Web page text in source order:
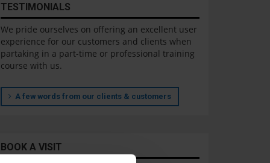
TESTIMONIALS
We pride ourselves on offering an excellent user
experience for our customers and clients when
partaking in a part-time or professional training
course with us.
A few words from our clients & customers
BOOK A VISIT